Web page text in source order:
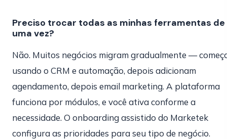
Preciso trocar todas as minhas ferramentas de
uma vez?
Não. Muitos negócios migram gradualmente —
usando o CRM e automação, depois adicionam
agendamento, depois email marketing. A plataforma
funciona por módulos, e você ativa conforme a
necessidade. O onboarding assistido do Marketek
configura as prioridades para seu tipo de negócio.